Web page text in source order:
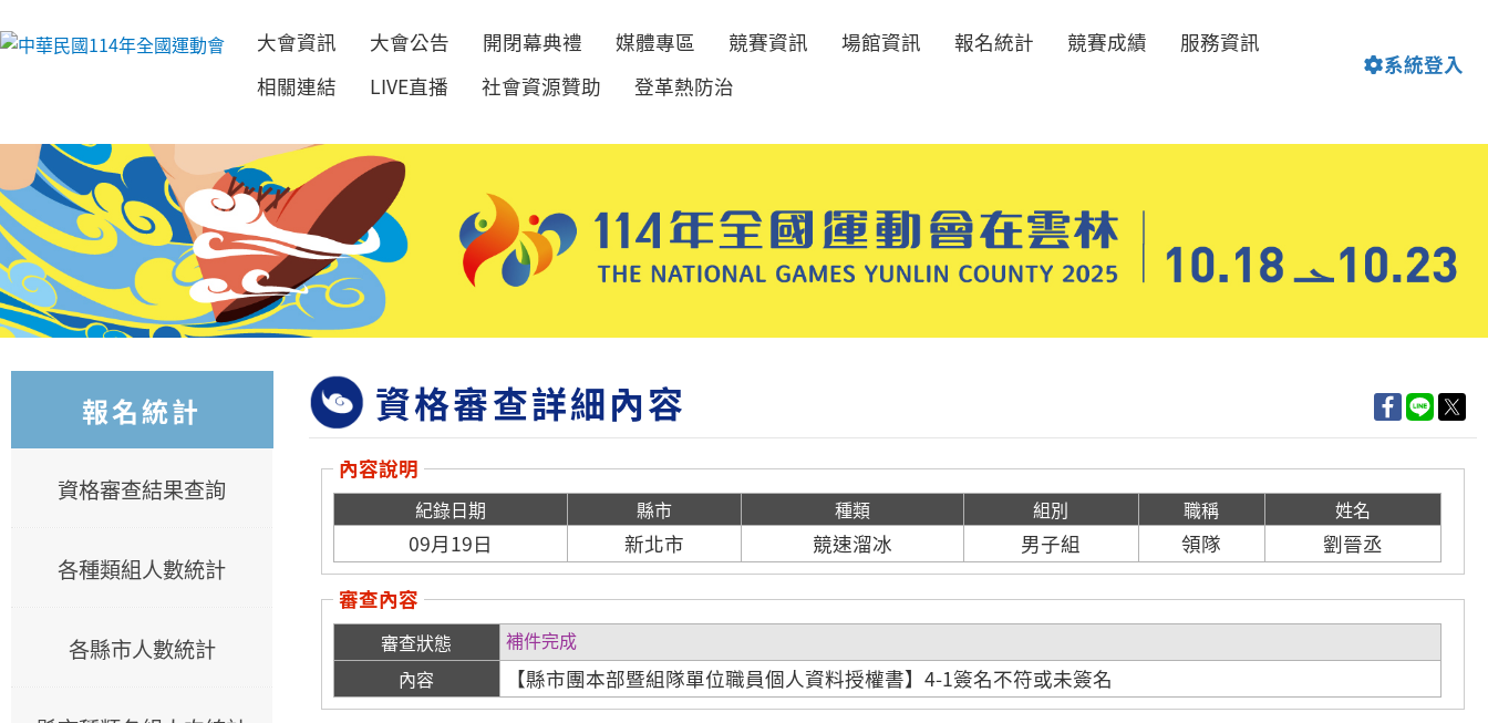
跳到主要內容
大會資訊 大會公告 開閉幕典禮 媒體專區 競賽資訊 場館資訊 報名統計 競賽成績
服務資訊
相關連結
LIVE直播 社會資源贊助 登革熱防治
系統登入
報名統計
資格審查結果查詢
各種類組人數統計
各縣市人數統計
資格審查詳細內容
內容說明
紀錄日期 縣市 種類 組別 職稱 姓名
09月19日 新北市 競速溜冰 男子組 領隊
劉晉丞
審查內容
審查狀態
補件完成
內容
【縣市團本部暨組隊單位職員個人資料授權書】4-1簽名不符或未簽名